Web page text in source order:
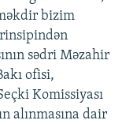
bizim
sədri Məzahir
ofisi,
Komissiyası
alınmasına dair